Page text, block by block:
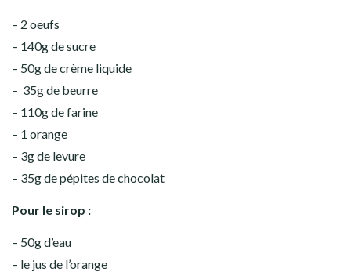
– 2 oeufs
– 140g de sucre
– 50g de crème liquide
– 35g de beurre
– 110g de farine
– 1 orange
– 3g de levure
– 35g de pépites de chocolat
Pour le sirop :
– 50g d’eau
– le jus de l’orange